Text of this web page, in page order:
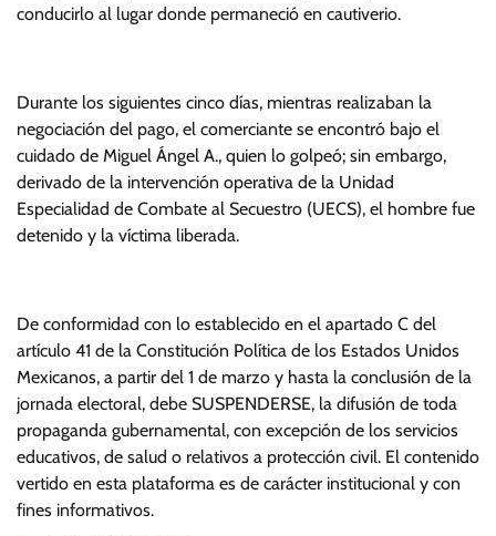
conducirlo al lugar donde permaneció en cautiverio.
Durante los siguientes cinco días, mientras realizaban la
negociación del pago, el comerciante se encontró bajo el
cuidado de Miguel Ángel A., quien lo golpeó; sin embargo,
derivado de la intervención operativa de la Unidad
Especialidad de Combate al Secuestro (UECS), el hombre fue
detenido y la víctima liberada.
De conformidad con lo establecido en el apartado C del
artículo 41 de la Constitución Política de los Estados Unidos
Mexicanos, a partir del 1 de marzo y hasta la conclusión de la
jornada electoral, debe SUSPENDERSE, la difusión de toda
propaganda gubernamental, con excepción de los servicios
educativos, de salud o relativos a protección civil. El contenido
vertido en esta plataforma es de carácter institucional y con
fines informativos.